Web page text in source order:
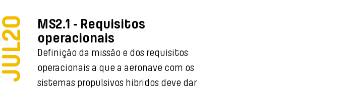
de um sistema de gestão de propulsão
de uma nova arquitetura de propulsão
JUL20
MS2.1 - Requisitos
operacionais
Definição da missão e dos requisitos
operacionais a que a aeronave com os
sistemas propulsivos híbridos deve dar